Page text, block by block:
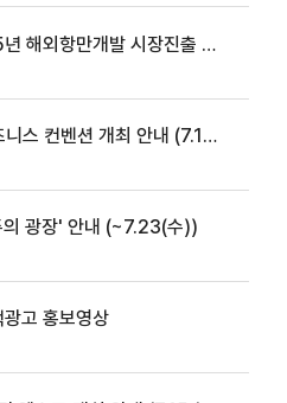
[마감][한국항만협회] 2025년 해외항만개발 시장진출 지원사업 모집공고 (3차, 7/2~7/31)
[마감]제6회 LH 글로벌 비즈니스 컨벤션 개최 안내 (7.16.(수))
의 광장' 안내 (~7.23(수))
고 홍보영상